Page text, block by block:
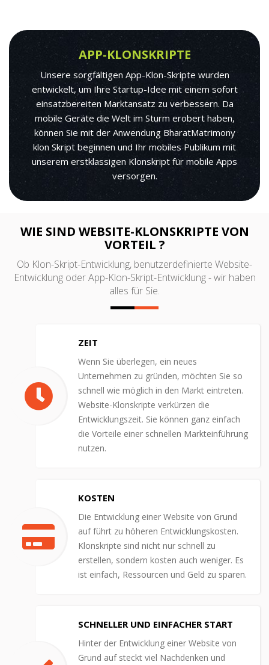
APP-KLONSKRIPTE
Unsere sorgfältigen App-Klon-Skripte wurden
entwickelt, um Ihre Startup-Idee mit einem sofort
einsatzbereiten Marktansatz zu verbessern. Da
mobile Geräte die Welt im Sturm erobert haben,
können Sie mit der Anwendung BharatMatrimony
klon Skript beginnen und Ihr mobiles Publikum mit
unserem erstklassigen Klonskript für mobile Apps
versorgen.
WIE SIND WEBSITE-KLONSKRIPTE VON
VORTEIL ?
Ob Klon-Skript-Entwicklung, benutzerdefinierte Website-
Entwicklung oder App-Klon-Skript-Entwicklung - wir haben
alles für Sie.
ZEIT
Wenn Sie überlegen, ein neues
Unternehmen zu gründen, möchten Sie so
schnell wie möglich in den Markt eintreten.
Website-Klonskripte verkürzen die
Entwicklungszeit. Sie können ganz einfach
die Vorteile einer schnellen Markteinführung
nutzen.
KOSTEN
Die Entwicklung einer Website von Grund
auf führt zu höheren Entwicklungskosten.
Klonskripte sind nicht nur schnell zu
erstellen, sondern kosten auch weniger. Es
ist einfach, Ressourcen und Geld zu sparen.
SCHNELLER UND EINFACHER START
Hinter der Entwicklung einer Website von
Grund auf steckt viel Nachdenken und